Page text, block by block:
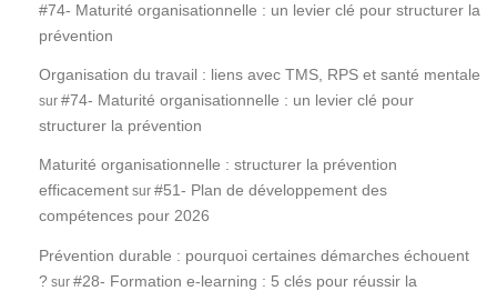
#74- Maturité organisationnelle : un levier clé pour structurer la
prévention
Organisation du travail : liens avec TMS, RPS et santé mentale
sur #74- Maturité organisationnelle : un levier clé pour
structurer la prévention
Maturité organisationnelle : structurer la prévention
efficacement sur #51- Plan de développement des
compétences pour 2026
Prévention durable : pourquoi certaines démarches échouent
? sur #28- Formation e-learning : 5 clés pour réussir la